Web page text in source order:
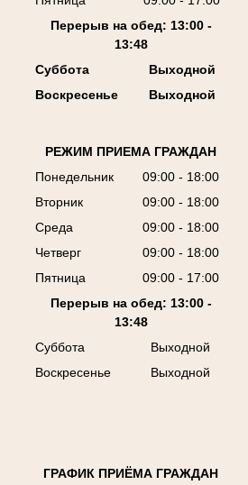
Перерыв на обед: 13:00 -
13:48
Суббота
Выходной
Воскресенье
Выходной
РЕЖИМ ПРИЕМА ГРАЖДАН
Понедельник
09:00 - 18:00
Вторник
09:00 - 18:00
Среда
09:00 - 18:00
Четверг
09:00 - 18:00
Пятница
09:00 - 17:00
Перерыв на обед: 13:00 -
13:48
Суббота
Выходной
Воскресенье
Выходной
ГРАФИК ПРИЁМА ГРАЖДАН